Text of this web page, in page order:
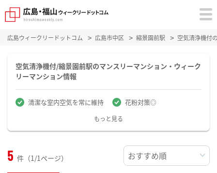
広島ウィークリードットコム 広島市中区 縮景園前駅 空気清浄機付
空気清浄機付/縮景園前駅のマンスリーマンション・ウィーク
リーマンション情報
清潔な室内空気を常に維持 花粉対策◎
もっと見る
5 件（1/1ページ）